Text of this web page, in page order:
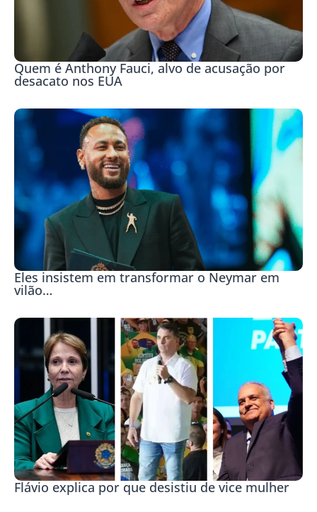
Quem é Anthony Fauci, alvo de acusação por
desacato nos EUA
Eles insistem em transformar o Neymar em
vilão…
Flávio explica por que desistiu de vice mulher